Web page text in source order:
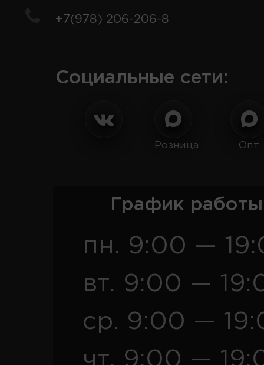
+7(978) 206-206-8
Социальные сети:
Розница Опт
График
пн. 9:00 —
вт. 9:00 —
ср. 9:00 —
чт. 9:00 —